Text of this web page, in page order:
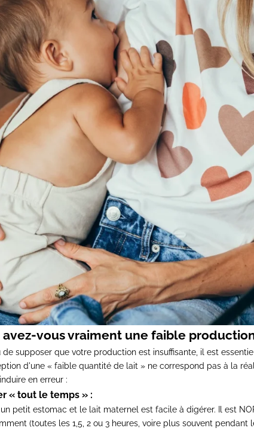
avez-vous vraiment une faible
supposer que votre production est insuffisante, il est
d'une « faible quantité de lait » ne correspond pas à la
en erreur :
« tout le temps » :
petit estomac et le lait maternel est facile à digérer. Il est
(toutes les 1,5, 2 ou 3 heures, voire plus souvent pendant